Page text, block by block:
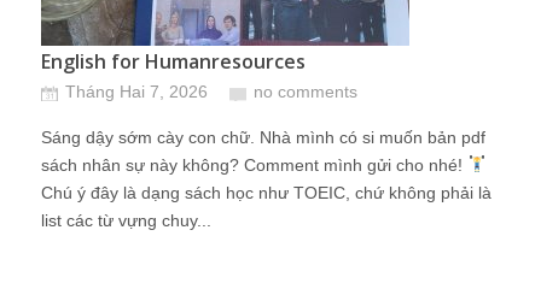
English for Humanresources
Tháng Hai 7, 2026 no comments
Sáng dậy sớm cày con chữ. Nhà mình có si muốn bản pdf
sách nhân sự này không? Comment mình gửi cho nhé!
Chú ý đây là dạng sách học như TOEIC, chứ không phải là
list các từ vựng chuy...